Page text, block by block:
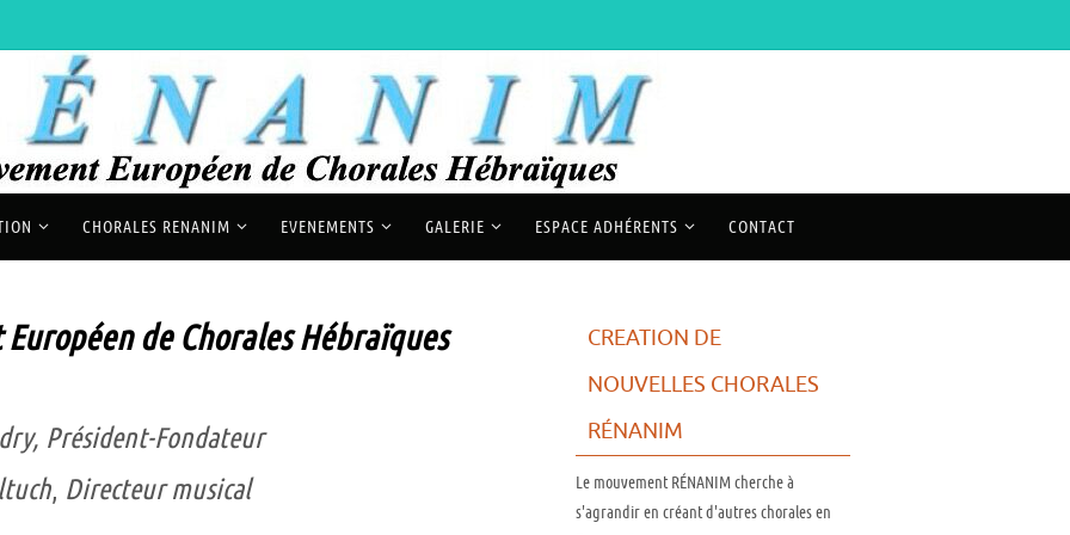
CHORALES RENANIM EVENEMENTS GALERIE ESPACE ADHÉRENTS CONTACT
de Chorales Hébraïques
Président-Fondateur
, Directeur musical
CREATION DE
NOUVELLES CHORALES
RÉNANIM
Le mouvement RÉNANIM cherche à
s'agrandir en créant d'autres chorales en